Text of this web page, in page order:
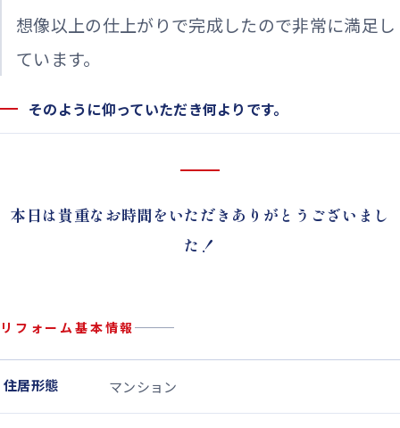
想像以上の仕上がりで完成したので非常に満足し
ています。
そのように仰っていただき何よりです。
本日は貴重なお時間をいただきありがとうございまし
た！
リフォーム基本情報
住居形態 マンション